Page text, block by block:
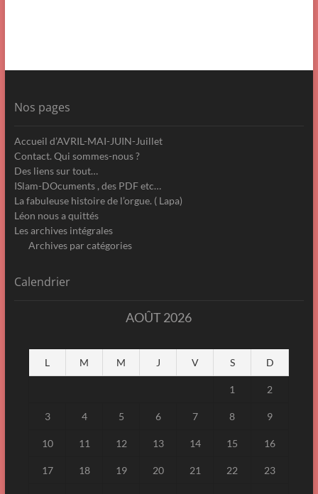
Nos pages
Accueil d’AVRIL-MAI-JUIN-Juillet
Contact. Qui sommes-nous ?
Des liens sur tout…
ISlam-DOcuments , des PDF etc…
La fabuleuse histoire de l’orgue. ( Lapa)
Léon nous a quittés
Les archives intégrales
Archives par catégories
Calendrier
AOÛT 2026
L M M J V S D
1 2
3 4 5 6 7 8 9
10 11 12 13 14 15 16
17 18 19 20 21 22 23